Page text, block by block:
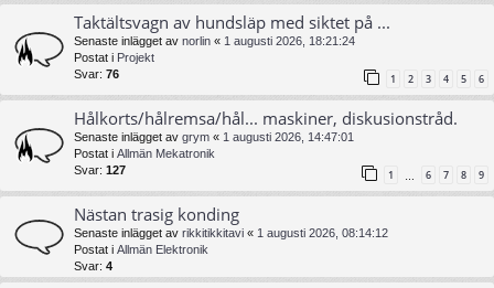
Taktältsvagn av hundsläp med siktet på ...
Senaste inlägget av norlin « 1 augusti 2026, 18:21:24
Postat i Projekt
Svar: 76 1 2 3 4 5 6
Hålkorts/hålremsa/hål... maskiner, diskusionstråd.
Senaste inlägget av grym « 1 augusti 2026, 14:47:01
Postat i Allmän Mekatronik
Svar: 127 1 … 6 7 8 9
Nästan trasig konding
Senaste inlägget av rikkitikkitavi « 1 augusti 2026, 08:14:12
Postat i Allmän Elektronik
Svar: 4